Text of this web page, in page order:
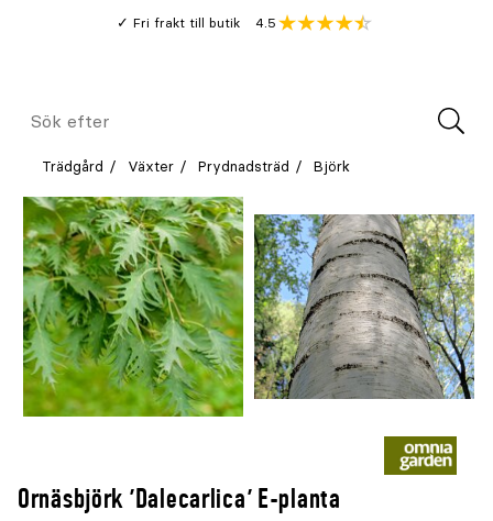
Fri frakt till butik
Genomsnitt
4.5
Meny
Sök
Trädgård Växter Prydnadsträd Björk
Ornäsbjörk 'Dalecarlica' E-planta